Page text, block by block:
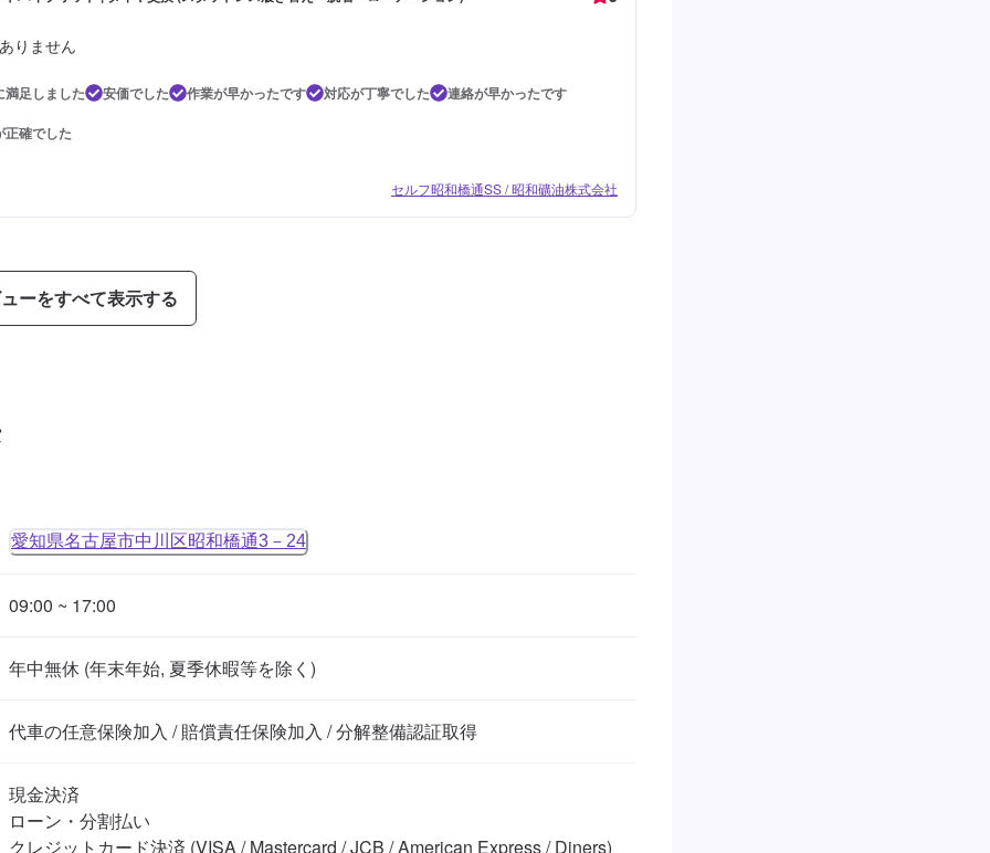
りません
満足しました 安価でした 作業が早かったです 対応が丁寧でした
連絡が早かったです
正確でした
セルフ昭和橋通SS / 昭和礦油株式会社
ーをすべて表示する
愛知県名古屋市中川区昭和橋通3－24
09:00 ~ 17:00
年中無休 (年末年始, 夏季休暇等を除く)
代車の任意保険加入 / 賠償責任保険加入 / 分解整備認証取得
現金決済
ローン・分割払い
クレジットカード決済 (VISA / Mastercard / JCB / American Express / Diners)